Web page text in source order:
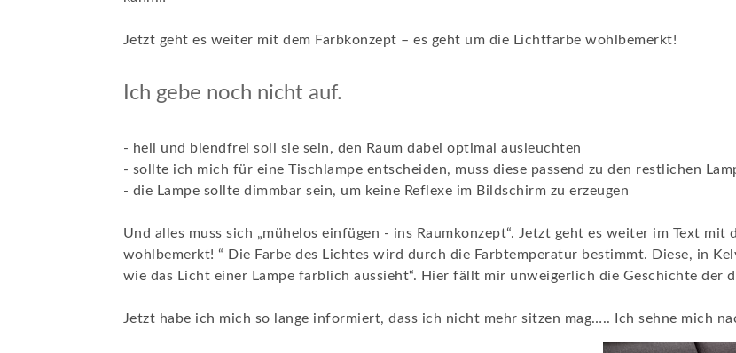
Jetzt geht es weiter mit dem Farbkonzept – es geht um die Lichtfarbe wohlbemerkt!
Ich gebe noch nicht auf.
- hell und blendfrei soll sie sein, den Raum dabei optimal ausleuchten
- sollte ich mich für eine Tischlampe entscheiden, muss diese passend zu den restlichen
- die Lampe sollte dimmbar sein, um keine Reflexe im Bildschirm zu erzeugen
Und alles muss sich „mühelos einfügen - ins Raumkonzept“. Jetzt geht es weiter im Text
wohlbemerkt! “ Die Farbe des Lichtes wird durch die Farbtemperatur bestimmt. Diese, in
wie das Licht einer Lampe farblich aussieht“. Hier fällt mir unweigerlich die Geschichte der
Jetzt habe ich mich so lange informiert, dass ich nicht mehr sitzen mag….. Ich sehne mich